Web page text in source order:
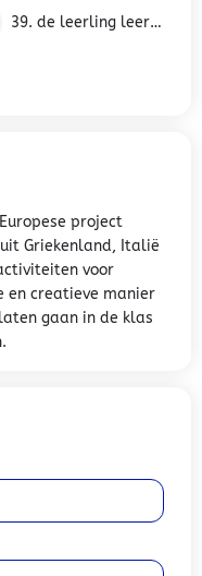
39. de leerling leert een eenvoudig onderzoek uit te voeren naar een actueel maatschappelijk verschijnsel en de uitkomsten daarvan te presenteren.
project
Griekenland, Italië
voor
en creatieve manier
gaan in de klas